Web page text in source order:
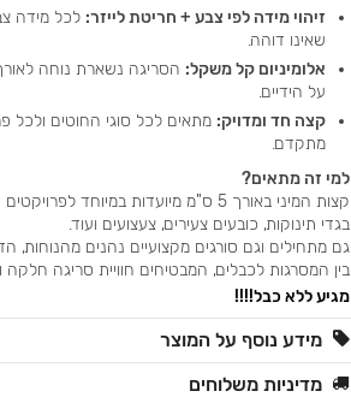
זיהוי מידה לפי צבע + חריטת לייזר: לכל מידה
שאינו דוהה.
אלומיניום קל משקל: הסריגה נשארת נוחה
על הידיים.
קצה חד ומדויק: מתאים לכל סוגי החוטים ולכל
מתקדם.
למי זה מתאים?
קצות המיני באורך 5 ס"מ מיועדות במיוחד
בגדי תינוקות, כובעים צעירים, צעצועים ועוד.
גם מתחילים וגם סורגים מקצועיים נהנים מהנוחות,
בין המסרגות לכבלים, המבטיחים חוויית סריגה חלקה
מגיע ללא כבל!!!!
מידע נוסף על המוצר
מדיניות משלוחים